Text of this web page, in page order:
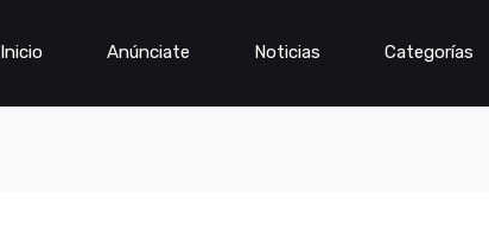
Inicio Anúnciate Noticias Categorías